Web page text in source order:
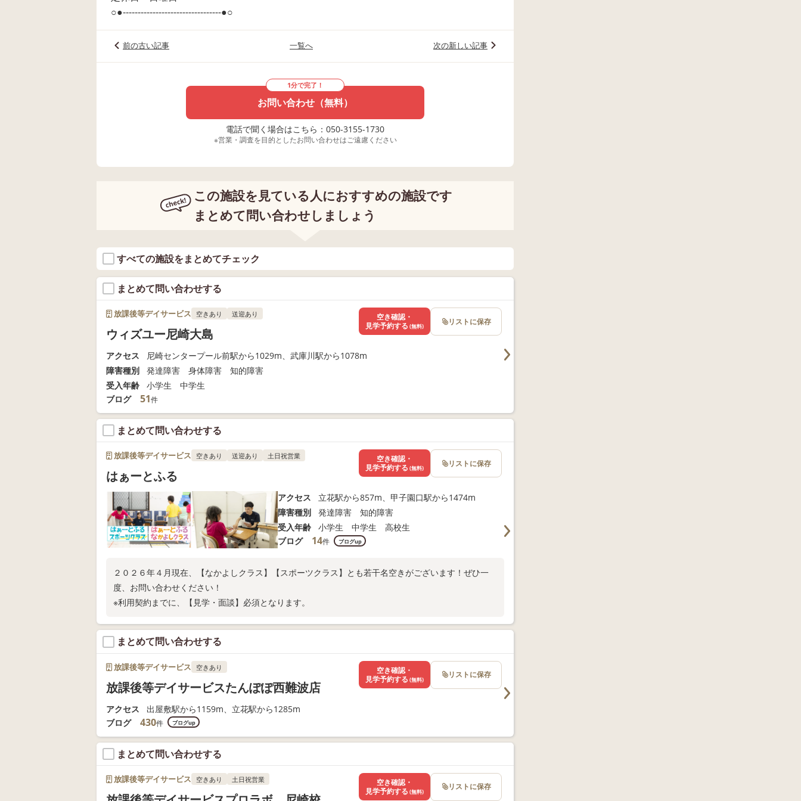
○●---------------------------------●○
前の古い記事 一覧へ 次の新しい記事
1分で完了！
お問い合わせ（無料）
電話で聞く場合はこちら：050-3155-1730
※営業・調査を目的としたお問い合わせはご遠慮ください
この施設を見ている人におすすめの施設です
まとめて問い合わせしましょう
すべての施設をまとめてチェック
まとめて問い合わせする
放課後等デイサービス 空きあり 送迎あり
ウィズユー尼崎大島
アクセス
尼崎センタープール前駅から1029m、武庫川駅から1078m
障害種別
発達障害 身体障害 知的障害
受入年齢
小学生 中学生
ブログ
51件
空き確認・
見学予約する (無料) リストに保存
まとめて問い合わせする
放課後等デイサービス 空きあり 送迎あり 土日祝営業
はぁーとふる
アクセス
立花駅から857m、甲子園口駅から1474m
障害種別
発達障害 知的障害
受入年齢
小学生 中学生 高校生
ブログ
14件 ブログup
２０２６年４月現在、【なかよしクラス】【スポーツクラス】とも若干名空きがございます！ぜひ一
度、お問い合わせください！
※利用契約までに、【見学・面談】必須となります。
空き確認・
見学予約する (無料) リストに保存
まとめて問い合わせする
放課後等デイサービス 空きあり
放課後等デイサービスたんぽぽ西難波店
アクセス
出屋敷駅から1159m、立花駅から1285m
ブログ
430件 ブログup
空き確認・
見学予約する (無料) リストに保存
まとめて問い合わせする
放課後等デイサービス 空きあり 土日祝営業
空き確認・
見学予約する (無料) リストに保存